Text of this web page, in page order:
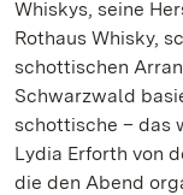
Whiskys, seine
Rothaus Whisky,
schottischen
Schwarzwald
schottische – das
Lydia Erforth von
die den Abend